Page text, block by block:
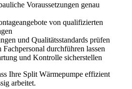
Voraussetzungen genau
von qualifizierten
und Qualitätsstandards prüfen
durchführen lassen
und Kontrolle sicherstellen
Ihre Split Wärmepumpe effizient
arbeitet.